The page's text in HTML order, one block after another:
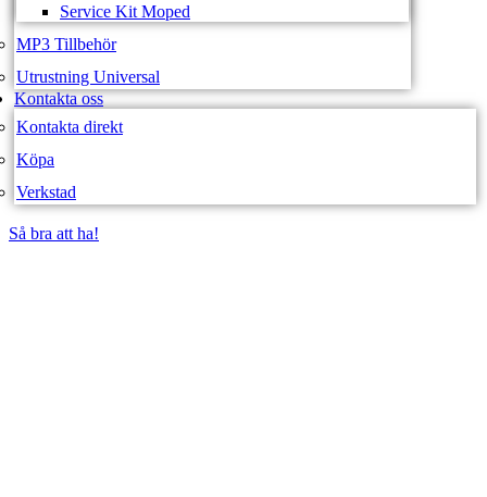
Service Kit Moped
MP3 Tillbehör
Utrustning Universal
Kontakta oss
Kontakta direkt
Köpa
Verkstad
Så bra att ha!